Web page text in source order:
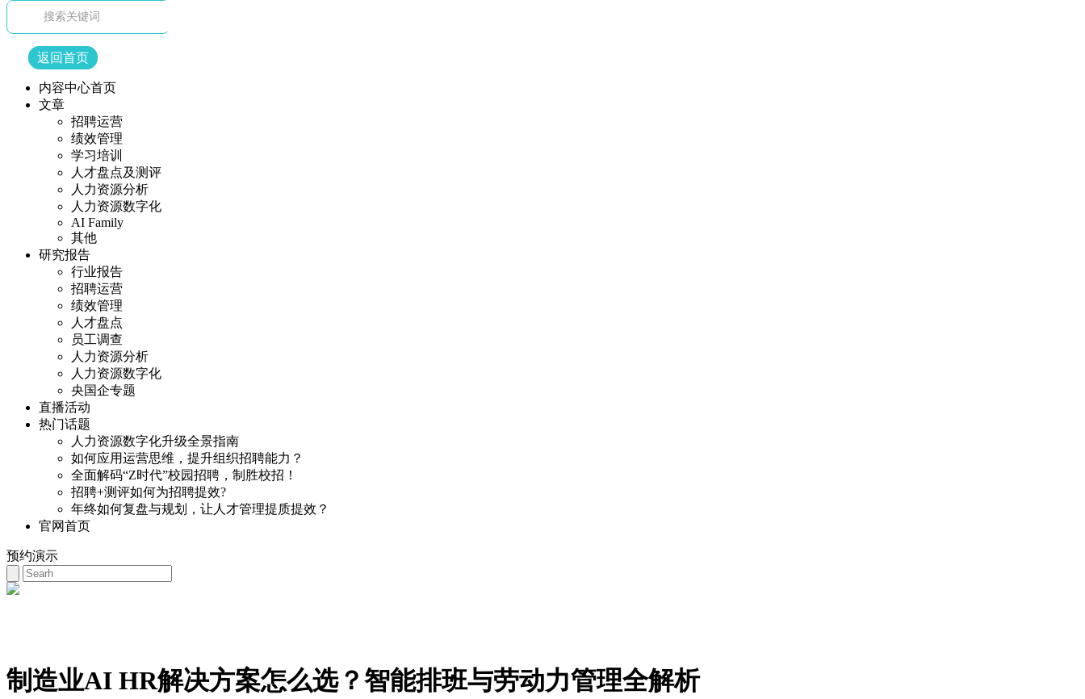
返回首页
内容中心首页
文章
招聘运营
绩效管理
学习培训
人才盘点及测评
人力资源分析
人力资源数字化
AI Family
其他
研究报告
行业报告
招聘运营
绩效管理
人才盘点
员工调查
人力资源分析
人力资源数字化
央国企专题
直播活动
热门话题
人力资源数字化升级全景指南
如何应用运营思维，提升组织招聘能力？
全面解码“Z时代”校园招聘，制胜校招！
招聘+测评如何为招聘提效?
年终如何复盘与规划，让人才管理提质提效？
官网首页
预约演示
制造业AI HR解决方案怎么选？智能排班与劳动力管理全解析